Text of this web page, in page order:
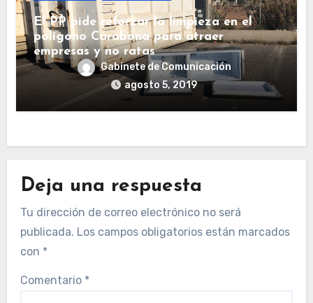
El PP pide reforzar la limpieza en el
polígono Carabona para atraer
empresas y no ratas
Gabinete de Comunicación
agosto 5, 2019
Deja una respuesta
Tu dirección de correo electrónico no será
publicada. Los campos obligatorios están marcados
con *
Comentario *